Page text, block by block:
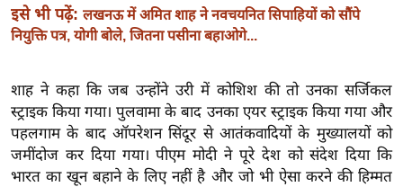
मि
सा
बे
मि
सा
ल
इसे भी पढ़ें: लखनऊ में अमित शाह ने नवचयनित सिपाहियों को सौंपे
नियुक्ति पत्र, योगी बोले, जितना पसीना बहाओगे...
शाह ने कहा कि जब उन्होंने उरी में कोशिश की तो उनका सर्जिकल
स्ट्राइक किया गया। पुलवामा के बाद उनका एयर स्ट्राइक किया गया और
पहलगाम के बाद ऑपरेशन सिंदूर से आतंकवादियों के मुख्यालयों को
जमींदोज कर दिया गया। पीएम मोदी ने पूरे देश को संदेश दिया कि
भारत का खून बहाने के लिए नहीं है और जो भी ऐसा करने की हिम्मत